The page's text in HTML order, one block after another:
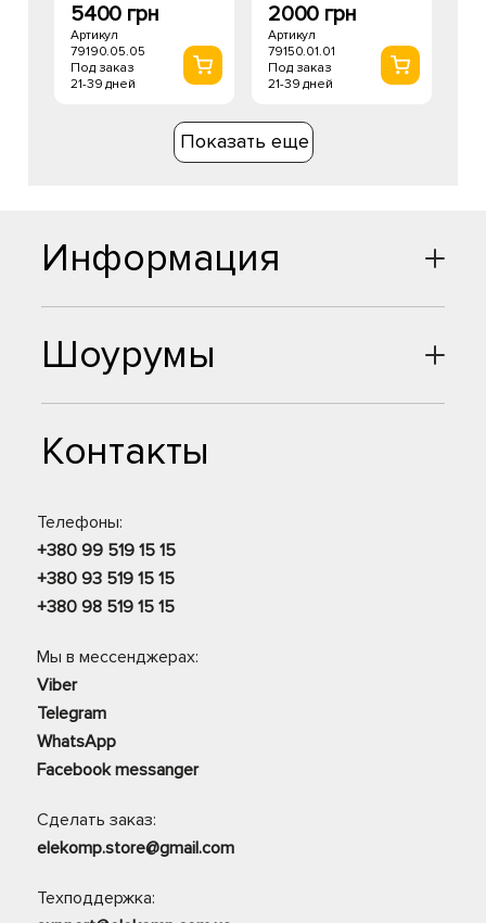
5400 грн
Артикул
79190.05.05
Под заказ
21-39 дней
2000 грн
Артикул
79150.01.01
Под заказ
21-39 дней
Показать еще
Шоурумы
Контакты
Телефоны:
+380 99 519 15 15
+380 93 519 15 15
+380 98 519 15 15
Мы в мессенджерах:
Viber
Telegram
WhatsApp
Facebook messanger
Сделать заказ:
elekomp.store@gmail.com
Техподдержка:
Информация